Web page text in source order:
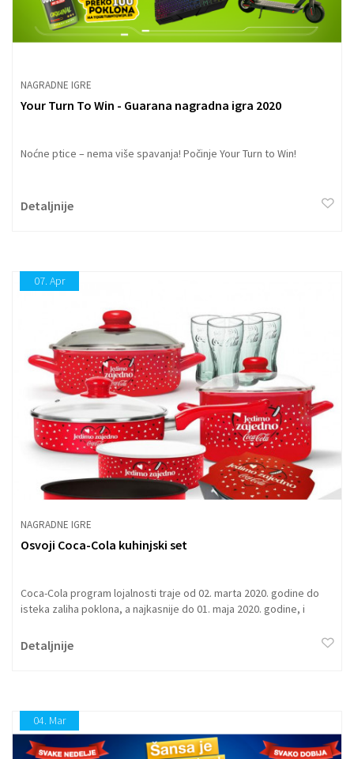
NAGRADNE IGRE
Your Turn To Win - Guarana nagradna igra 2020
Noćne ptice – nema više spavanja! Počinje Your Turn to Win!
Detaljnije
07. Apr
NAGRADNE IGRE
Osvoji Coca-Cola kuhinjski set
Coca-Cola program lojalnosti traje od 02. marta 2020. godine do
isteka zaliha poklona, a najkasnije do 01. maja 2020. godine, i
Detaljnije
04. Mar